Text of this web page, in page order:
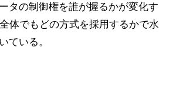
タの制御権を誰が握るかが変化す
体でもどの方式を採用するかで水
ている。